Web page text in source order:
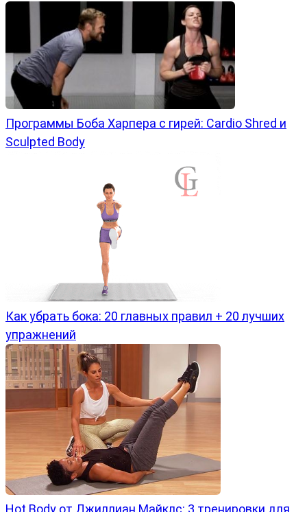
Программы Боба Харпера с гирей: Cardio Shred и
Sculpted Body
Как убрать бока: 20 главных правил + 20 лучших
упражнений
Hot Body от Джиллиан Майклс: 3 тренировки для